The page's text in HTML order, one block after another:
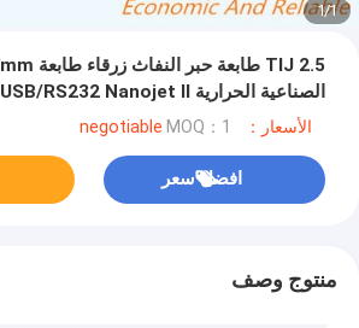
1
/
1
الصناعية الحرارية USB/RS232 Nanojet II للطباعة الكرتونية
الأسعار：negotiable MOQ：1
افضل سعر
منتوج وصف